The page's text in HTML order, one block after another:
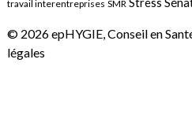
travail interentreprises SMR
© 2026 epHYGIE, Conseil en
légales